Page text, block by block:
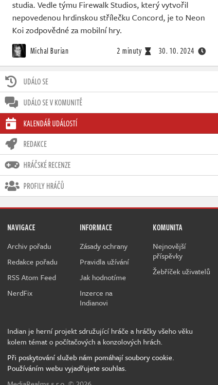
UDÁLO SE
UDÁLO SE V KOMUNITĚ
KALENDÁŘ UDÁLOSTÍ
REDAKCE
HRÁČSKÉ RECENZE
PROFILY HRÁČŮ
studia. Vedle týmu Firewalk Studios, který vytvořil
nepovedenou hrdinskou střílečku Concord, je to Neon
Koi zodpovědné za mobilní hry.
Michal Burian 2 minuty 30. 10. 2024
NAVIGACE
Archiv pořadu
Redakce pořadu
RSS Atom Feed
NerdFix
INFORMACE
Zásady ochrany
Pravidla užívání
Jak hodnotíme
Inzerce na
Indianovi
KOMUNITA
Nejnovější
příspěvky
Žebříček uživatelů
Indian je herní projekt sdružující hráče a hráčky všeho věku
kolem témat o počítačových a konzolových hrách.
Při poskytování služeb nám pomáhají soubory cookie.
Používáním webu vyjadřujete souhlas.